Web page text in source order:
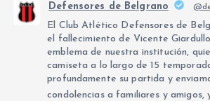
Defensores de Belgrano
El Club Atlético Defensores de
el fallecimiento de Vicente
emblema de nuestra institución,
camiseta a lo largo de 15
profundamente su partida y
condolencias a familiares y amigos,